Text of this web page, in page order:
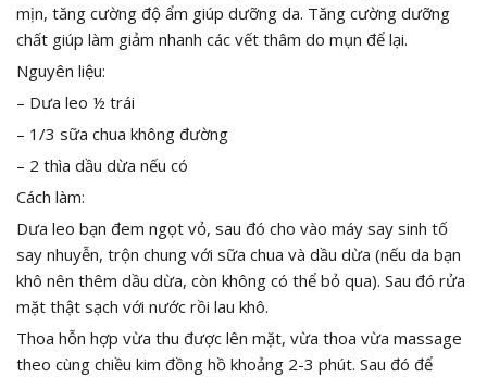
mịn, tăng cường độ ẩm giúp dưỡng da. Tăng cường dưỡng
chất giúp làm giảm nhanh các vết thâm do mụn để lại.
Nguyên liệu:
– Dưa leo ½ trái
– 1/3 sữa chua không đường
– 2 thìa dầu dừa nếu có
Cách làm:
Dưa leo bạn đem ngọt vỏ, sau đó cho vào máy say sinh tố
say nhuyễn, trộn chung với sữa chua và dầu dừa (nếu da bạn
khô nên thêm dầu dừa, còn không có thể bỏ qua). Sau đó rửa
mặt thật sạch với nước rồi lau khô.
Thoa hỗn hợp vừa thu được lên mặt, vừa thoa vừa massage
theo cùng chiều kim đồng hồ khoảng 2-3 phút. Sau đó để